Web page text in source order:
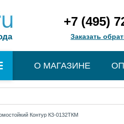
+7 (495)
Заказать
О МАГАЗИНЕ
Контур К3-0132ТКМ